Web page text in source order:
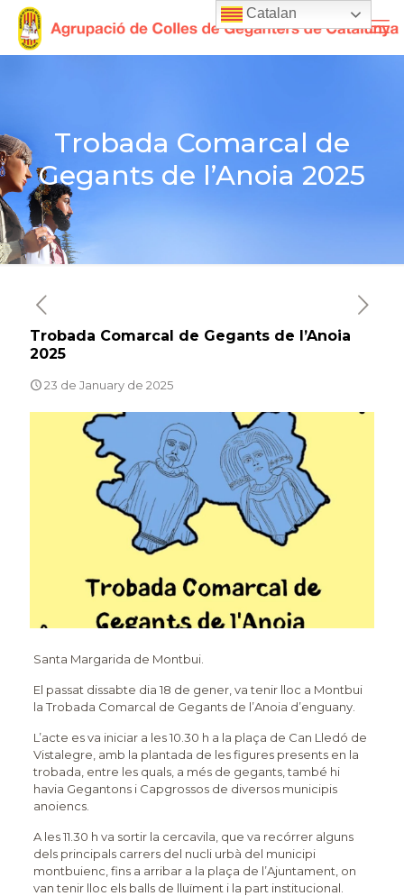
Trobada Comarcal de
Gegants de l’Anoia 2025
Trobada Comarcal de Gegants de l’Anoia
2025
23 de January de 2025
Santa Margarida de Montbui.
El passat dissabte dia 18 de gener, va tenir lloc a Montbui
la Trobada Comarcal de Gegants de l’Anoia d’enguany.
L’acte es va iniciar a les 10.30 h a la plaça de Can Lledó de
Vistalegre, amb la plantada de les figures presents en la
trobada, entre les quals, a més de gegants, també hi
havia Gegantons i Capgrossos de diversos municipis
anoiencs.
A les 11.30 h va sortir la cercavila, que va recórrer alguns
dels principals carrers del nucli urbà del municipi
montbuienc, fins a arribar a la plaça de l’Ajuntament, on
van tenir lloc els balls de lluïment i la part institucional.
Catalan